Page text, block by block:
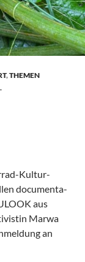
,THEMEN
Kultur-
documenta-
aus
Marwa
an